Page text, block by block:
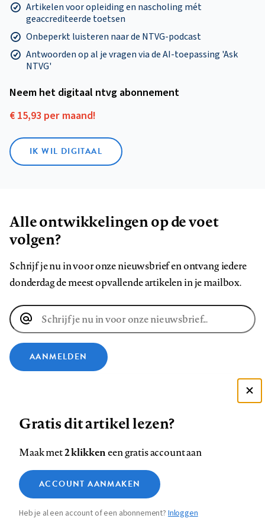
Artikelen voor opleiding en nascholing mét
geaccrediteerde toetsen
Onbeperkt luisteren naar de NTVG-podcast
Antwoorden op al je vragen via de AI-toepassing 'Ask
NTVG'
Neem het digitaal ntvg abonnement
€ 15,93 per maand!
IK WIL DIGITAAL
Alle ontwikkelingen op de voet
volgen?
Schrijf je nu in voor onze nieuwsbrief en ontvang iedere
donderdag de meest opvallende artikelen in je mailbox.
E-
mailadres
AANMELDEN
ons
op
Facebook
ons
op
LinkedIn
ons
op
Bluesky
ons
op
Instagram
ons
op
YouTube
ons
Footer
navigation
Contact Colofon Disclaimer Privacy
Medische vragen verdienen
betrouwbare antwoorden
Gratis dit artikel lezen?
Maak met2 klikkeneen gratis account aan
ACCOUNT AANMAKEN
Heb je al een account of een abonnement?Inloggen
Zie onze cookie policy
Analytische cookies
Marketing cookies